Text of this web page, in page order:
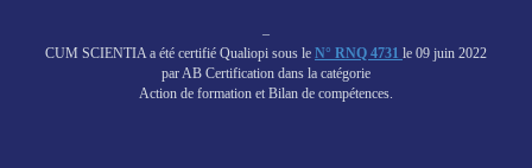
–
CUM SCIENTIA a été certifié Qualiopi sous le N° RNQ 4731 le 09 juin 2022
par AB Certification dans la catégorie
Action de formation et Bilan de compétences.